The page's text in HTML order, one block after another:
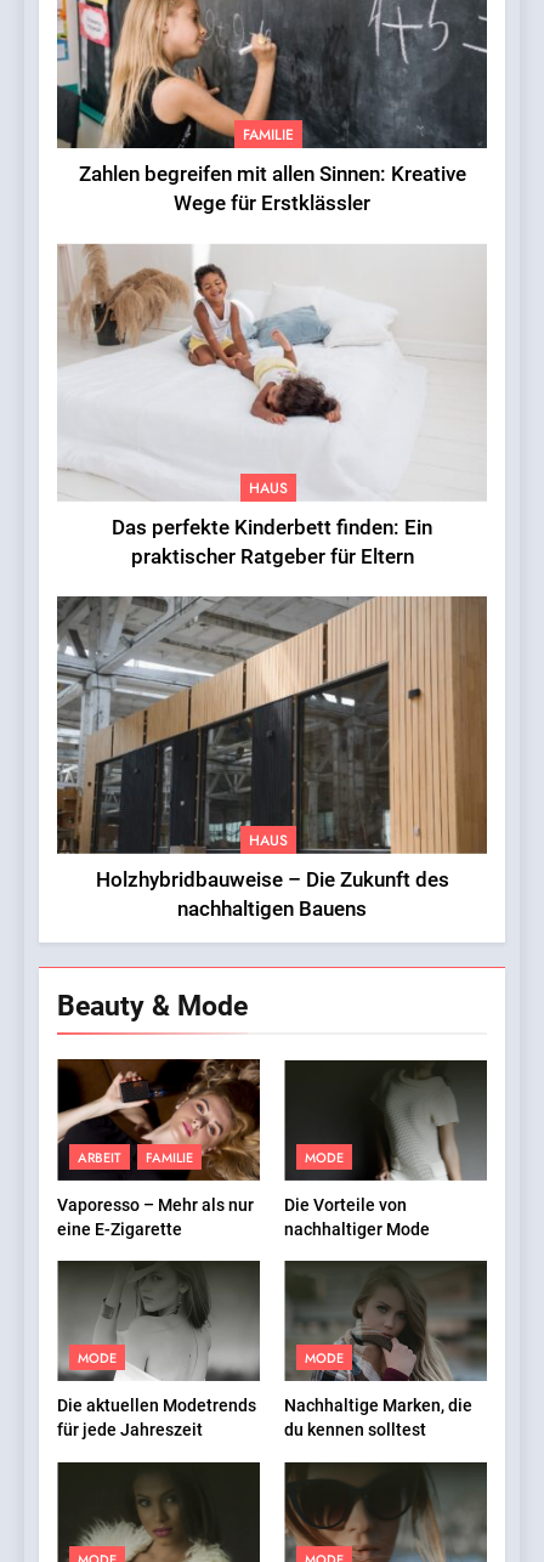
FAMILIE
Zahlen begreifen mit allen Sinnen: Kreative
Wege für Erstklässler
HAUS
Das perfekte Kinderbett finden: Ein
praktischer Ratgeber für Eltern
HAUS
Holzhybridbauweise – Die Zukunft des
nachhaltigen Bauens
Beauty & Mode
ARBEIT FAMILIE
Vaporesso – Mehr als nur
eine E-Zigarette
MODE
Die Vorteile von
nachhaltiger Mode
MODE
Die aktuellen Modetrends
für jede Jahreszeit
MODE
Nachhaltige Marken, die
du kennen solltest